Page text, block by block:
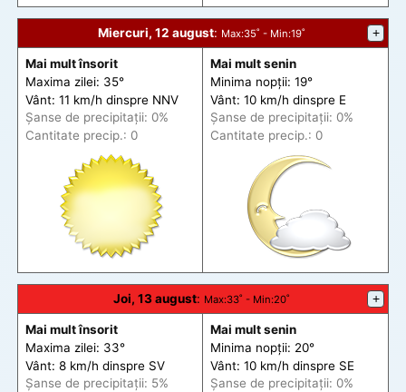
Miercuri, 12 august: Max:35˚ - Min:19˚ +
Mai mult însorit
Maxima zilei: 35°
Vânt: 11 km/h dinspre NNV
Șanse de precipitații: 0%
Cantitate precip.: 0
Mai mult senin
Minima nopții: 19°
Vânt: 10 km/h dinspre E
Șanse de precipitații: 0%
Cantitate precip.: 0
Joi, 13 august: Max:33˚ - Min:20˚ +
Mai mult însorit
Maxima zilei: 33°
Vânt: 8 km/h dinspre SV
Șanse de precipitații: 5%
Mai mult senin
Minima nopții: 20°
Vânt: 10 km/h dinspre SE
Șanse de precipitații: 0%